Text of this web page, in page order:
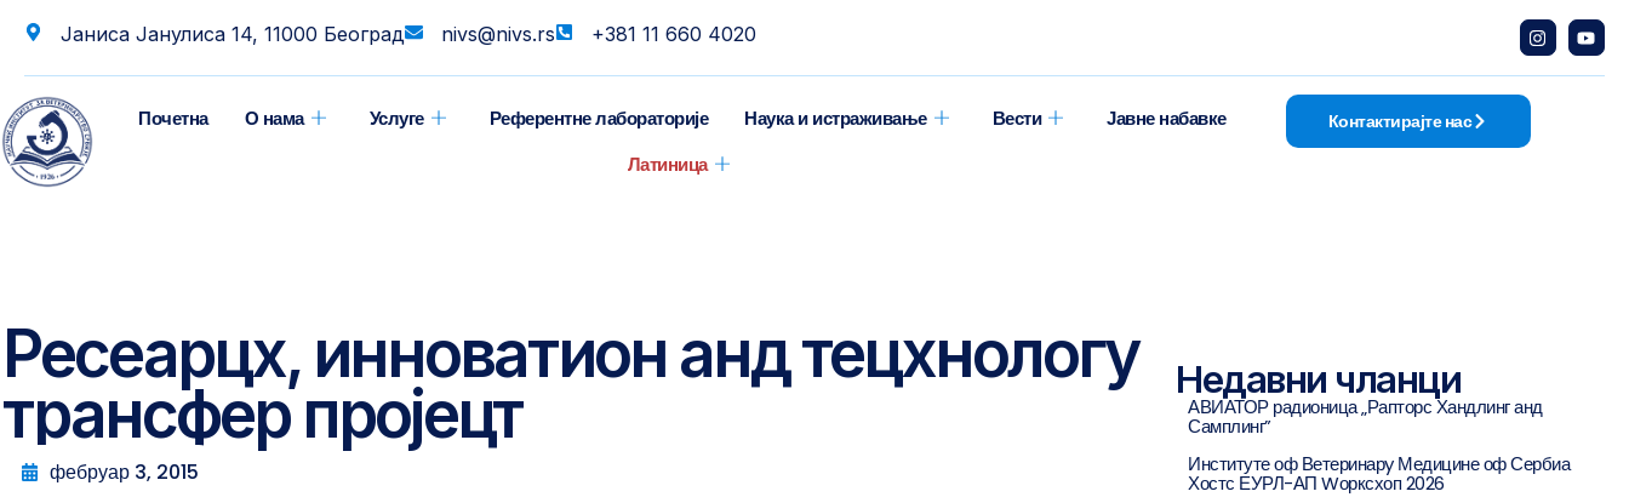
Јаниса Јанулиса 14, 11000 Београд nivs@nivs.rs +381 11 660 4020
Почетна О нама Услуге Референтне лабораторије Наука и истраживање Вести
Јавне набавке
Латиница
Контактирајте нас
Ресеарцх, инноватион анд тецхнологy
трансфер пројецт
фебруар 3, 2015
Недавни чланци
АВИАТОР радионица „Рапторс Хандлинг анд
Самплинг”
Институте оф Ветеринарy Медицине оф Сербиа
Хостс ЕУРЛ-АП Wорксхоп 2026